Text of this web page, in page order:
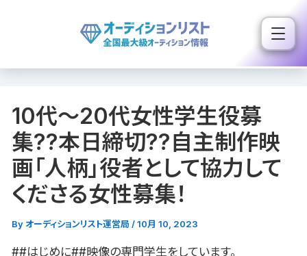
ス
10代〜20代女性学生役募
集??本日締切??自主制作映
画「人柄」役者として協力して
くださる女性募集！
By オーディションリスト運営局 /10月 10, 2023
##はじめに##映像の専門学生をしています。